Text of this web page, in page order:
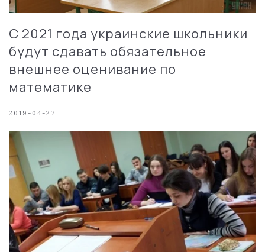
С 2021 года украинские школьники
будут сдавать обязательное
внешнее оценивание по
математике
2019-04-27